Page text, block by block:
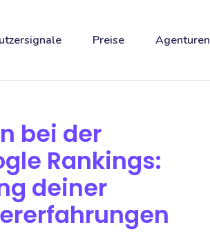
Preise Agenturen
bei der
Rankings:
deiner